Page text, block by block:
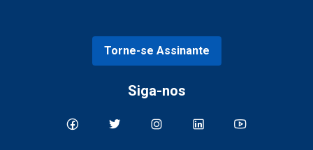
Torne-se Assinante
Siga-nos